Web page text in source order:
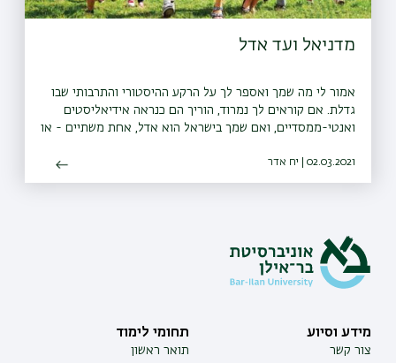
מדניאל ועד אדל
אמור לי מה שמך ואספר לך על הרקע ההיסטורי והתרבותי שבו
גדלת. אם קוראים לך נמרוד, הוריך הם כנראה אידיאליסטים
ואנטי-ממסדיים, ואם שמך בישראל הוא אדל, אחת משתיים - או
02.03.2021 | יח אדר
מידע וסיוע
צור קשר
תחומי לימוד
תואר ראשון